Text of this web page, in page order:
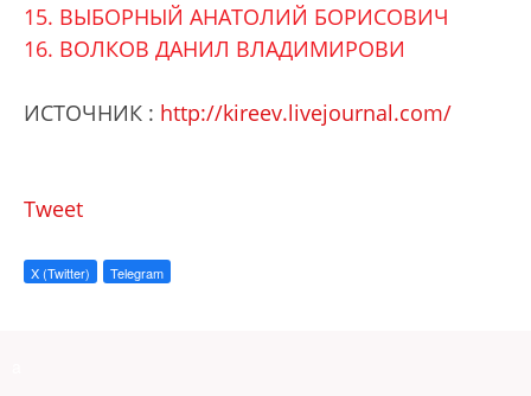
15. ВЫБОРНЫЙ АНАТОЛИЙ БОРИСОВИЧ
16. ВОЛКОВ ДАНИЛ ВЛАДИМИРОВИ
ИСТОЧНИК : http://kireev.livejournal.com/
Tweet
X (Twitter) Telegram